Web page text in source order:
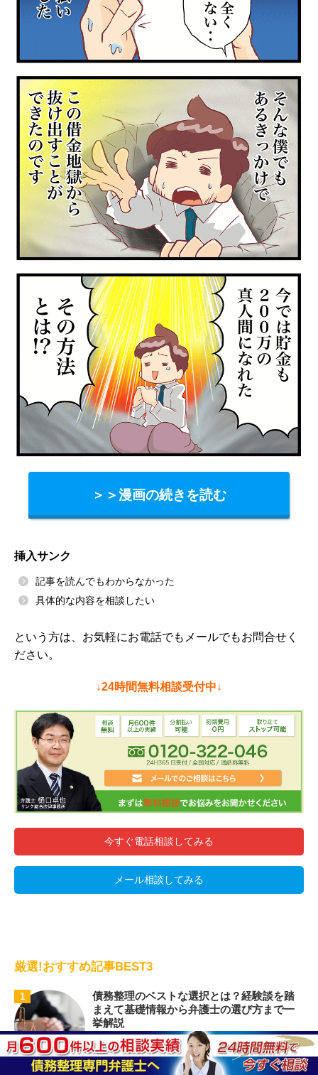
＞＞漫画の続きを読む
挿入サンク
記事を読んでもわからなかった
具体的な内容を相談したい
という方は、お気軽にお電話でもメールでもお問合せく
ださい。
↓24時間無料相談受付中↓
今すぐ電話相談してみる
メール相談してみる
厳選!おすすめ記事BEST3
1
債務整理のベストな選択とは？経験談を踏
まえて基礎情報から弁護士の選び方まで一
挙解説
もし多額の借金を抱えてしまった場合、もしくは
借金を返せなくなったと思った場合、誰 ...